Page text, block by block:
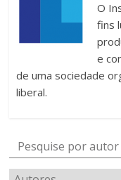
O
fins
e
de uma sociedade
liberal.
Pesquise por autor